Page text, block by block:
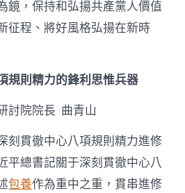
鏡，保持和弘揚共產黨人價值
征程、將好風格弘揚在新時
規則精力的鋒利思惟兵器
討院院長 曲青山
刻貫徹中心八項規則精力進修
平總書記關于深刻貫徹中心八
包養作為重中之重，貫串進修